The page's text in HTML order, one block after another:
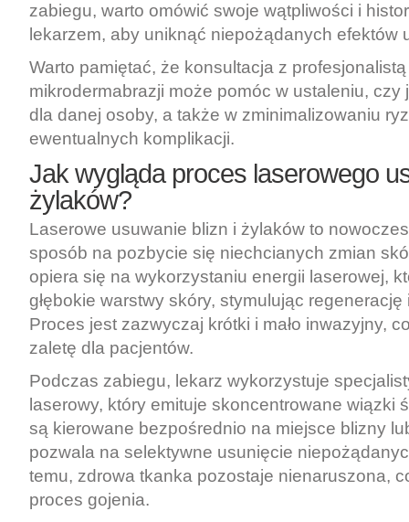
zabiegu, warto omówić swoje wątpliwości i
lekarzem, aby uniknąć niepożądanych efektów
Warto pamiętać, że konsultacja z
mikrodermabrazji może pomóc w ustaleniu, czy
dla danej osoby, a także w zminimalizowaniu
ewentualnych komplikacji.
Jak wygląda proces laserowego
żylaków?
Laserowe usuwanie blizn i żylaków to
sposób na pozbycie się niechcianych zmian
opiera się na wykorzystaniu energii laserowej,
głębokie warstwy skóry, stymulując
Proces jest zazwyczaj krótki i mało inwazyjny,
zaletę dla pacjentów.
Podczas zabiegu, lekarz wykorzystuje
laserowy, który emituje skoncentrowane wiązki
są kierowane bezpośrednio na miejsce blizny
pozwala na selektywne usunięcie
temu, zdrowa tkanka pozostaje nienaruszona,
proces gojenia.